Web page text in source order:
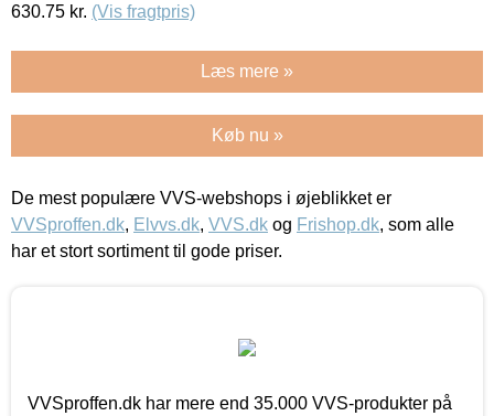
630.75 kr. (Vis fragtpris)
Læs mere »
Køb nu »
De mest populære VVS-webshops i øjeblikket er
VVSproffen.dk, Elvvs.dk, VVS.dk og Frishop.dk, som alle
har et stort sortiment til gode priser.
VVSproffen.dk har mere end 35.000 VVS-produkter på